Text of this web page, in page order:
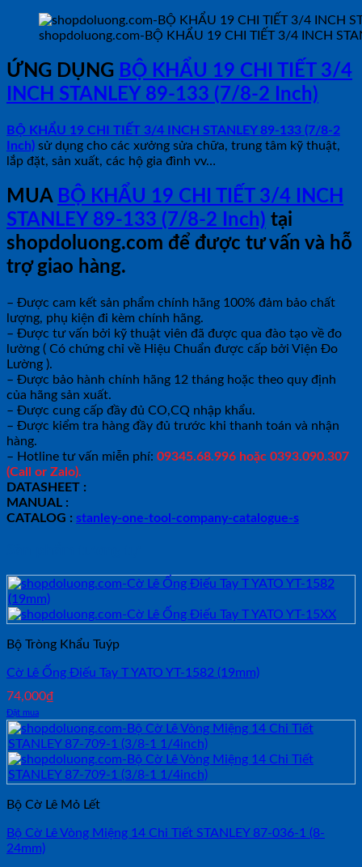
shopdoluong.com-BỘ KHẨU 19 CHI TIẾT 3/4 INCH
ỨNG DỤNG BỘ KHẨU 19 CHI TIẾT 3/4
INCH STANLEY 89-133 (7/8-2 Inch)
BỘ KHẨU 19 CHI TIẾT 3/4 INCH STANLEY 89-133 (7/8-2
Inch) sử dụng cho các xưởng sửa chữa, trung tâm kỹ thuật,
lắp đặt, sản xuất, các hộ gia đình vv…
MUA BỘ KHẨU 19 CHI TIẾT 3/4 INCH
STANLEY 89-133 (7/8-2 Inch) tại
shopdoluong.com để được tư vấn và hỗ
trợ giao hàng.
– Được cam kết sản phẩm chính hãng 100% đảm bảo chất
lượng, phụ kiện đi kèm chính hãng.
– Được tư vấn bởi kỹ thuật viên đã được qua đào tạo về đo
lường ( Có chứng chỉ về Hiệu Chuẩn được cấp bởi Viện Đo
Lường ).
– Được bảo hành chính hãng 12 tháng hoặc theo quy định
của hãng sản xuất.
– Được cung cấp đầy đủ CO,CQ nhập khẩu.
– Được kiểm tra hàng đầy đủ trước khi thanh toán và nhận
hàng.
– Hotline tư vấn miễn phí: 09345.68.996 hoặc 0393.090.307
(Call or Zalo).
DATASHEET :
MANUAL :
CATALOG : stanley-one-tool-company-catalogue-s
Bộ Tròng Khẩu Tuýp
Cờ Lê Ống Điếu Tay T YATO YT-1582 (19mm)
74,000₫
Đặt mua
Bộ Cờ Lê Mỏ Lết
Bộ Cờ Lê Vòng Miệng 14 Chi Tiết STANLEY 87-036-1 (8-
24mm)